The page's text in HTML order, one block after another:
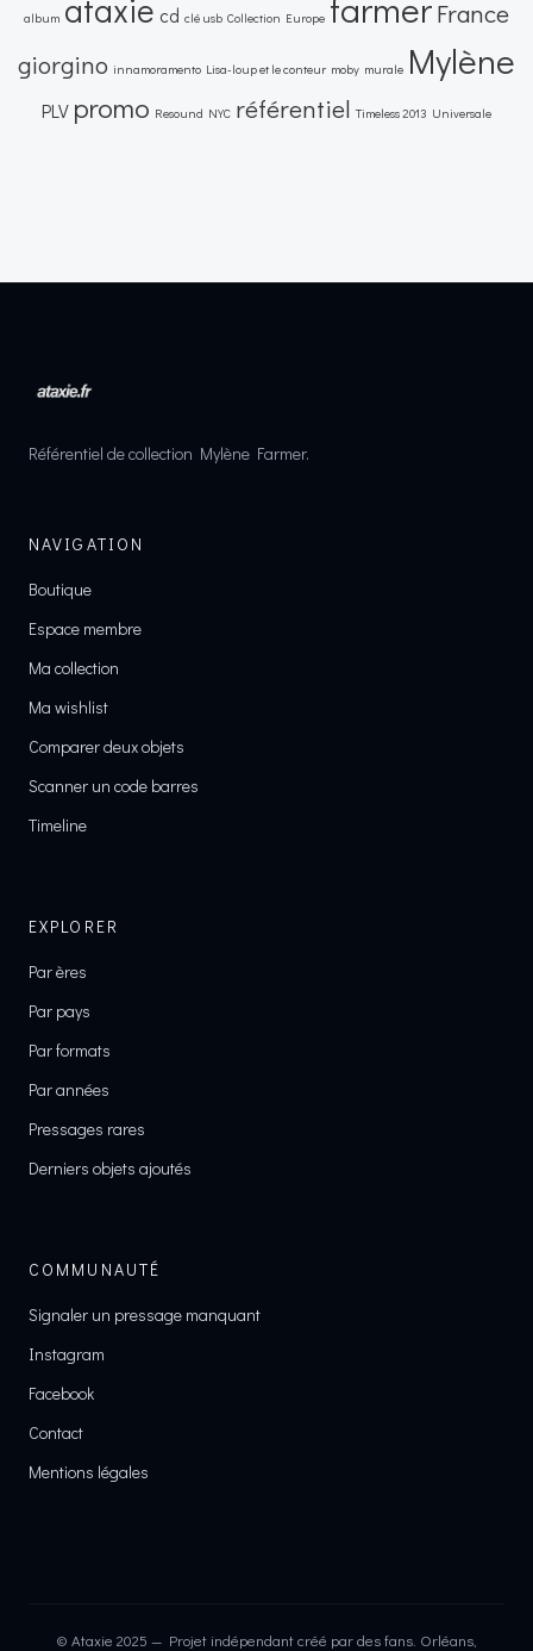
album ataxie cd clé usb Collection Europe
France
giorgino innamoramento Lisa-loup et le conteur moby murale Mylène
PLV promo Resound NYC référentiel Timeless 2013 Universale
Référentiel de collection Mylène Farmer.
NAVIGATION
Boutique
Espace membre
Ma collection
Ma wishlist
Comparer deux objets
Scanner un code barres
Timeline
EXPLORER
Par ères
Par pays
Par formats
Par années
Pressages rares
Derniers objets ajoutés
COMMUNAUTÉ
Signaler un pressage manquant
Instagram
Facebook
Contact
Mentions légales
© Ataxie 2025 — Projet indépendant créé par des fans. Orléans,